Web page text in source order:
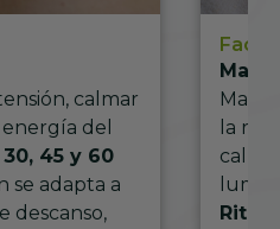
calmar
del
30, 45 y 60
se adapta a
descanso,
la